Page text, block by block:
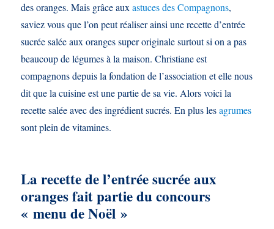
des oranges. Mais grâce auxastuces des Compagnons,
saviez vous que l’on peut réaliser ainsi une recette d’entrée
sucrée salée aux oranges super originale surtout si on a pas
beaucoup de légumes à la maison. Christiane est
compagnons depuis la fondation de l’association et elle nous
dit que la cuisine est une partie de sa vie. Alors voici la
recette salée avec des ingrédient sucrés. En plus lesagrumes
sont plein de vitamines.
La recette de l’entrée sucrée aux
oranges fait partie du concours
« menu de Noël »